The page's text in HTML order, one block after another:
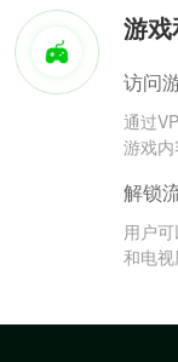
游
访问
通过
游戏内
解锁
用户
和电视